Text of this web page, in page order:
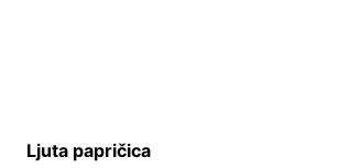
Ljuta papričica